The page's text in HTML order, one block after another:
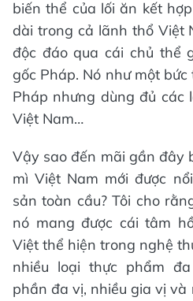
biến thể của lối ăn kết
dài trong cả lãnh thổ Việt
độc đáo qua cái chủ thể
gốc Pháp. Nó như một
Pháp nhưng dùng đủ các
Việt Nam…
Vậy sao đến mãi gần đây
mì Việt Nam mới được
sản toàn cầu? Tôi cho
nó mang được cái tâm
Việt thể hiện trong nghệ
nhiều loại thực phẩm
phần đa vị, nhiều gia vị và